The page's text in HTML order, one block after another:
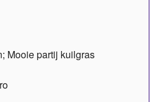
Mooie partij kuilgras